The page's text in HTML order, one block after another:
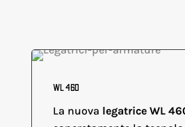
WL 460
La nuova legatrice WL